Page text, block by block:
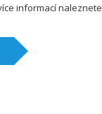
informací naleznete